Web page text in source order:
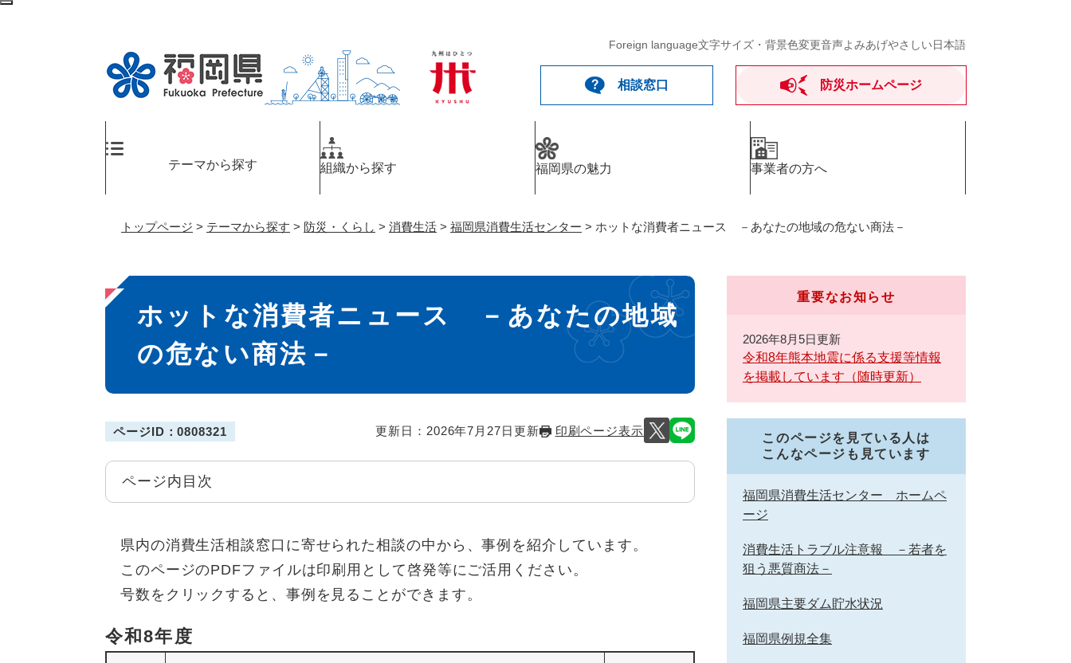
ペ
Foreign language文字サイズ・背景色変更音声よみあげやさしい日本語
相談窓口 防災ホームページ
テーマから探す 組織から探す 福岡県の魅力 事業者の方へ
トップページ > テーマから探す > 防災・くらし > 消費生活 > 福岡県消費生活センター > ホットな消費者ニュース －あなたの地域の危ない商法－
本
文
ホットな消費者ニュース －あなたの地域
の危ない商法－
ページID：0808321 更新日：2026年7月27日更新 印刷ページ表示
ページ内目次
県内の消費生活相談窓口に寄せられた相談の中から、事例を紹介しています。
このページのPDFファイルは印刷用として啓発等にご活用ください。
号数をクリックすると、事例を見ることができます。
令和8年度
重要なお知らせ
2026年8月5日更新
令和8年熊本地震に係る支援等情報
を掲載しています（随時更新）
このページを見ている人は
こんなページも見ています
福岡県消費生活センター ホームペ
ージ
消費生活トラブル注意報 －若者を
狙う悪質商法－
福岡県主要ダム貯水状況
福岡県例規全集